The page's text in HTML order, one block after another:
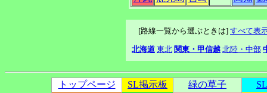
[路線一覧から選ぶときは] すべて表
北海道 東北 関東・甲信越 北陸・中部
トップページ SL掲示板 緑の草子